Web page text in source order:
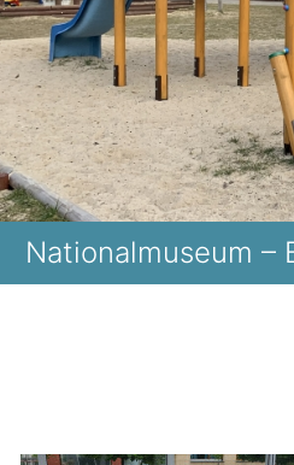
Nationalmuseum –